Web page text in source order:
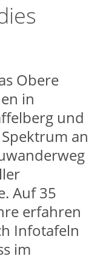
Obere
in
und
an
Auf 35
erfahren
Infotafeln
im